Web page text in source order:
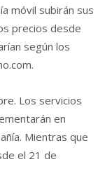
móvil subirán sus
precios desde
según los
Los servicios
en
Mientras que
el 21 de